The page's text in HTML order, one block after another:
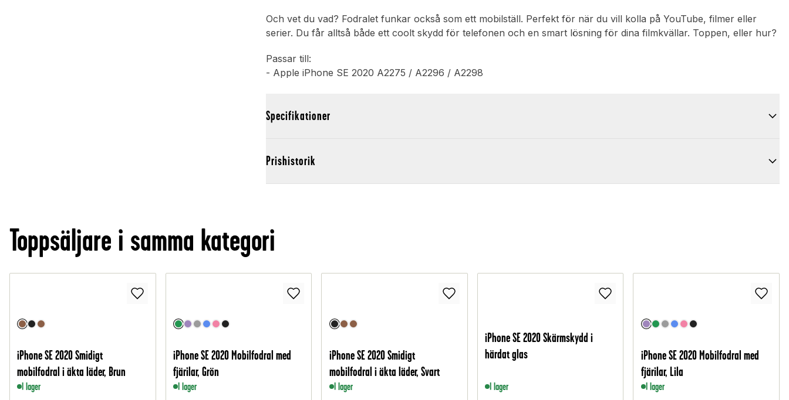
Och vet du vad? Fodralet funkar också som ett mobilställ. Perfekt för när du vill kolla på YouTube, filmer eller
serier. Du får alltså både ett coolt skydd för telefonen och en smart lösning för dina filmkvällar. Toppen, eller hur?
Passar till:
- Apple iPhone SE 2020 A2275 / A2296 / A2298
Specifikationer
Prishistorik
Toppsäljare i samma kategori
iPhone SE 2020 Smidigt
mobilfodral i äkta läder, Brun
I lager
iPhone SE 2020 Mobilfodral med
fjärilar, Grön
I lager
iPhone SE 2020 Smidigt
mobilfodral i äkta läder, Svart
I lager
iPhone SE 2020 Skärmskydd i
härdat glas
I lager
iPhone SE 2020 Mobilfodral med
fjärilar, Lila
I lager